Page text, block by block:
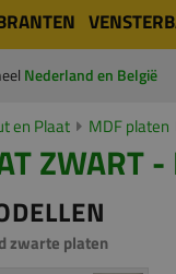
Nederland en België
en Plaat MDF platen
ZWART
zwarte platen